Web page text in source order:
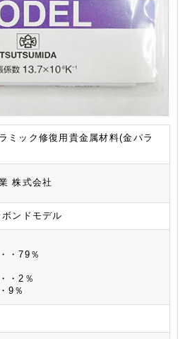
ミック修復用貴金属材料(金パラ
株式会社
ンドモデル
・79％
・2％
9％